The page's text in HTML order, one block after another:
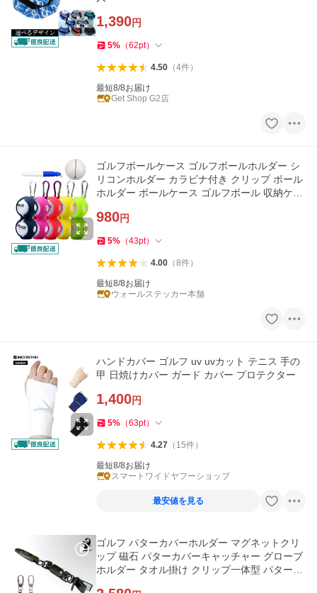
1,390円
5% （62pt）
4.50（4件）
最短8/8お届け
Get Shop G2店
ゴルフボールケース ゴルフボールホルダー シ
リコンホルダー カラビナ付き クリップ ボール
ホルダー ボールケース ゴルフボール 収納ケー
980円
5% （43pt）
4.00（8件）
最短8/8お届け
ウォールステッカー本舗
ハンドカバー ゴルフ uv uvカット テニス 手の
甲 日焼けカバー ガード カバー プロテクター
1,400円
5% （63pt）
4.27（ 15件）
最短8/8お届け
スマートワイドヤフーショップ
最安値を見る
ゴルフ パターカバーホルダー マグネットクリ
ップ 磁石 パターカバーキャッチャー グローブ
ホルダー タオル掛け クリップ一体型 パターカ